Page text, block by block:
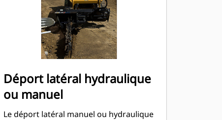
Déport latéral hydraulique
ou manuel
Le déport latéral manuel ou hydraulique